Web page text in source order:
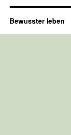
Bewusster leben